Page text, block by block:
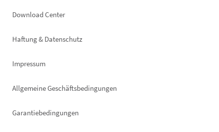
Footer
Download Center
Haftung & Datenschutz
Impressum
Allgemeine Geschäftsbedingungen
Garantiebedingungen